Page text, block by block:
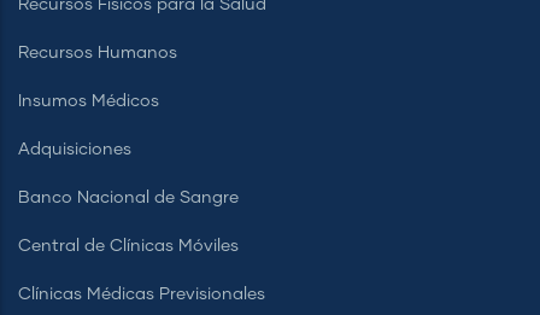
Recursos Físicos para la Salud
Recursos Humanos
Insumos Médicos
Adquisiciones
Banco Nacional de Sangre
Central de Clínicas Móviles
Clínicas Médicas Previsionales